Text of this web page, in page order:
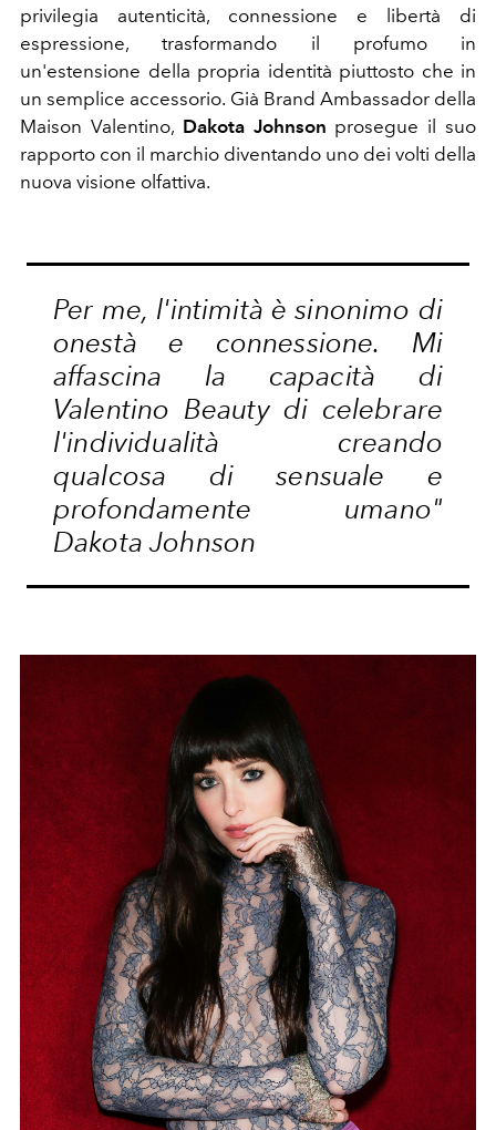
privilegia autenticità, connessione e libertà di
espressione, trasformando il profumo in
un'estensione della propria identità piuttosto che in
un semplice accessorio. Già Brand Ambassador della
Maison Valentino, Dakota Johnson prosegue il suo
rapporto con il marchio diventando uno dei volti della
nuova visione olfattiva.
Per me, l'intimità è sinonimo di
onestà e connessione. Mi
affascina la capacità di
Valentino Beauty di celebrare
l'individualità creando
qualcosa di sensuale e
profondamente umano"
Dakota Johnson